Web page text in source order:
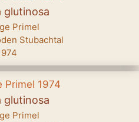
glutinosa
Primel
Stubachtal
glutinosa
Primel